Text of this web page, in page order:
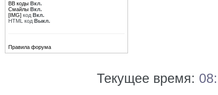
BB коды Вкл.
Смайлы Вкл.
[IMG] код Вкл.
HTML код Выкл.
Правила форума
Текущее время: